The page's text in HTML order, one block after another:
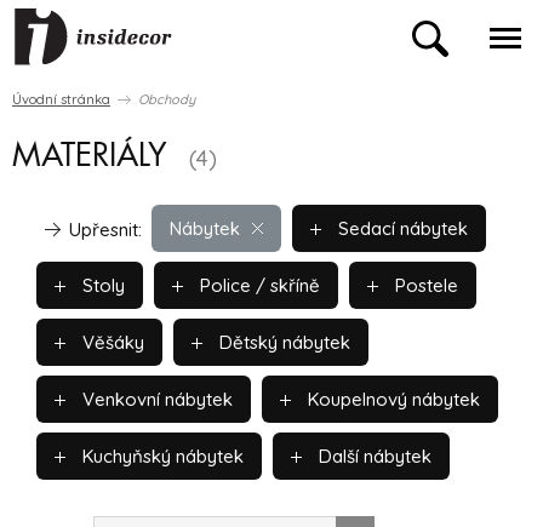
Úvodní stránka Obchody
MATERIÁLY (4)
Nábytek
Upřesnit: Sedací nábytek
Stoly Police / skříně Postele
Věšáky Dětský nábytek
Venkovní nábytek Koupelnový nábytek
Kuchyňský nábytek Další nábytek